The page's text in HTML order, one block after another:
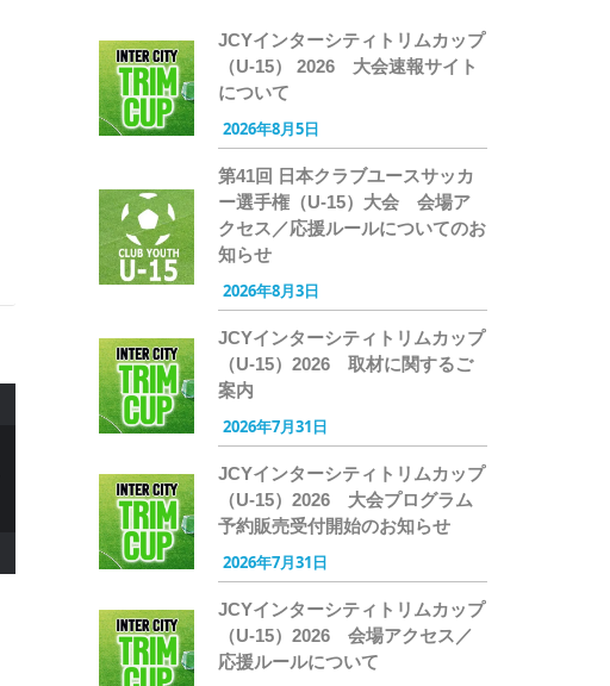
JCYインターシティトリムカップ
（U-15） 2026 大会速報サイト
について
2026年8月5日
第41回 日本クラブユースサッカ
ー選手権（U-15）大会 会場ア
クセス／応援ルールについてのお
知らせ
2026年8月3日
JCYインターシティトリムカップ
（U-15）2026 取材に関するご
案内
2026年7月31日
JCYインターシティトリムカップ
（U-15）2026 大会プログラム
予約販売受付開始のお知らせ
2026年7月31日
JCYインターシティトリムカップ
（U-15）2026 会場アクセス／
応援ルールについて